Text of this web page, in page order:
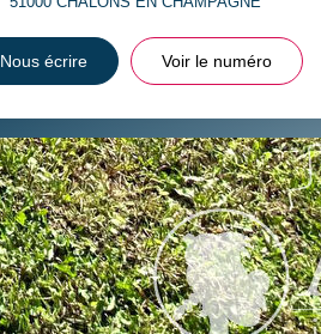
Nous écrire Voir le numéro